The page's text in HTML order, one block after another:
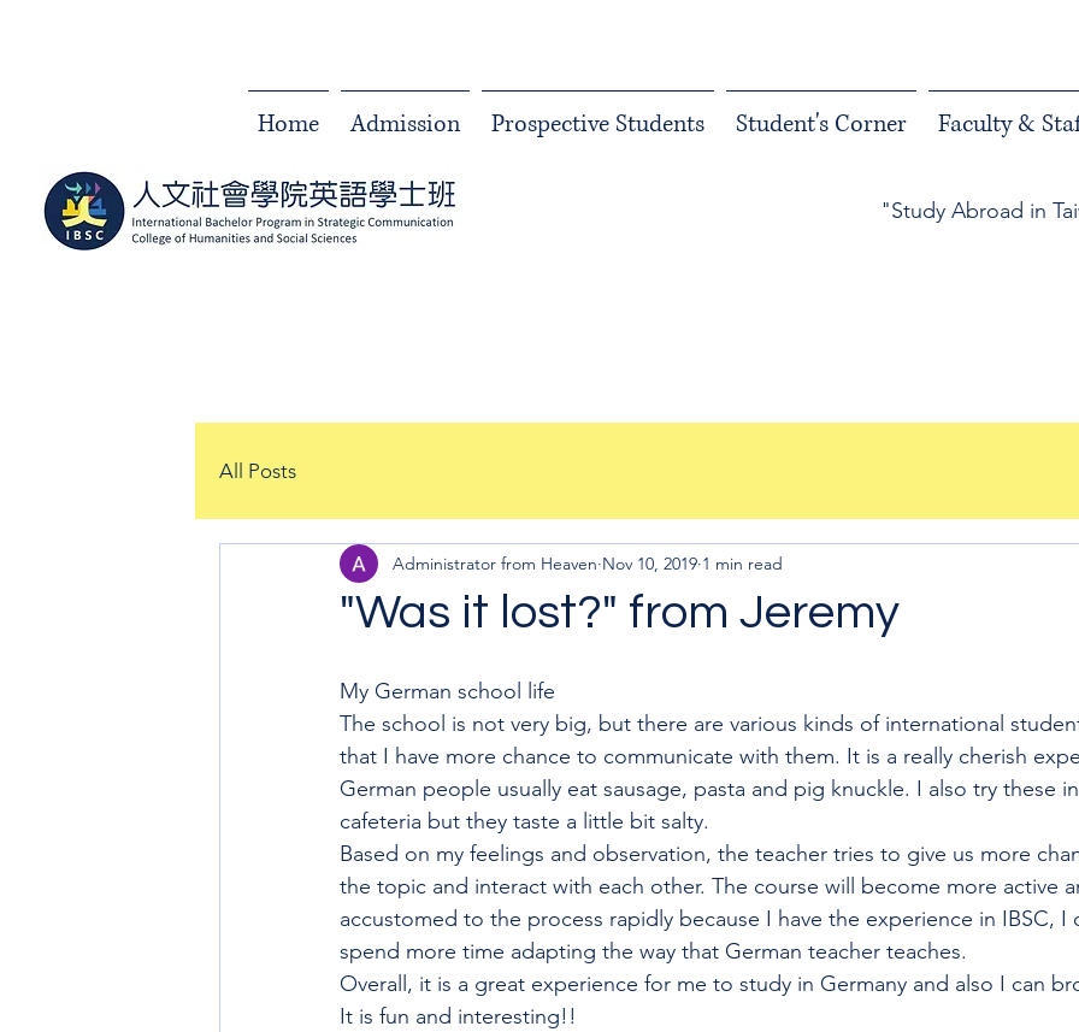
Home Admission Prospective Students Student's Corner Faculty &
"Study Abroad in
All Posts
"Was it lost?" from Jeremy
Administrator from Heaven Nov 10, 2019 1 min read
My German school life
The school is not very big, but there are various kinds of international
that I have more chance to communicate with them. It is a really cherish
German people usually eat sausage, pasta and pig knuckle. I also try these in
cafeteria but they taste a little bit salty.
Based on my feelings and observation, the teacher tries to give us more
the topic and interact with each other. The course will become more active
accustomed to the process rapidly because I have the experience in IBSC,
spend more time adapting the way that German teacher teaches.
Overall, it is a great experience for me to study in Germany and also I can
It is fun and interesting!!